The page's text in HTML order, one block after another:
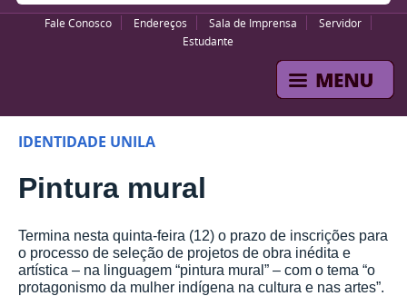
Fale Conosco Endereços Sala de Imprensa
Servidor
Estudante
IDENTIDADE UNILA
Pintura mural
Termina nesta quinta-feira (12) o prazo de inscrições para
o processo de seleção de projetos de obra inédita e
artística – na linguagem “pintura mural” – com o tema “o
protagonismo da mulher indígena na cultura e nas artes”.